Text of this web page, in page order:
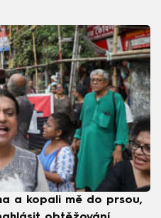
a kopali mě do prsou,